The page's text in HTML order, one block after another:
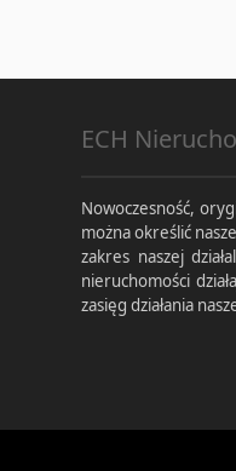
ECH
Nowoczesność,
można określić
zakres naszej
nieruchomości
zasięg działania